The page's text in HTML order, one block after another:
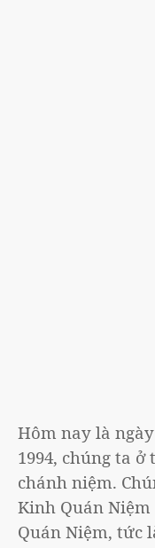
Hôm nay là
1994, chúng ta
chánh niệm.
Kinh Quán
Quán Niệm, tức